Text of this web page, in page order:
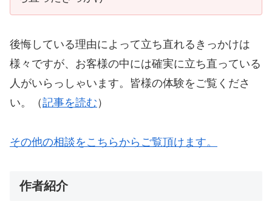
後悔している理由によって立ち直れるきっかけは
様々ですが、お客様の中には確実に立ち直っている
人がいらっしゃいます。皆様の体験をご覧くださ
い。（記事を読む ）
その他の相談をこちらからご覧頂けます。
作者紹介